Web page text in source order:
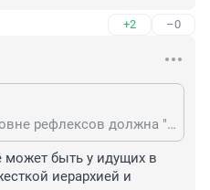
+2 –0
Ну тут, вроде как, на уровне рефлексов должна "такая личная неприязнь" вырабатываться. Или там вообще никакой "гордости" не осталось?
может быть у идущих в
иерархией и